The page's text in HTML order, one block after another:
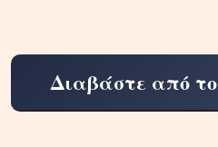
Διαβάστε από το